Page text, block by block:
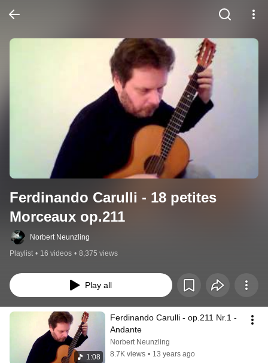
Ferdinando Carulli - 18 petites
Morceaux op.211
Norbert Neunzling
Playlist • 16 videos • 8,375 views
Play all
1:08
Ferdinando Carulli - op.211 Nr.1 -
Andante
Norbert Neunzling
8.7K views • 13 years ago